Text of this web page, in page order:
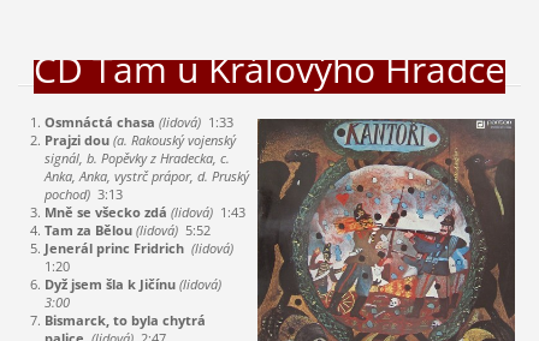
CD Tam u Královýho Hradce
Osmnáctá chasa (lidová) 1:33
Prajzi dou (a. Rakouský vojenský
signál, b. Popěvky z Hradecka, c.
Anka, Anka, vystrč prápor, d. Pruský
pochod) 3:13
Mně se všecko zdá (lidová) 1:43
Tam za Bělou (lidová) 5:52
Jenerál princ Fridrich (lidová)
1:20
Dyž jsem šla k Jičínu (lidová)
3:00
Bismarck, to byla chytrá